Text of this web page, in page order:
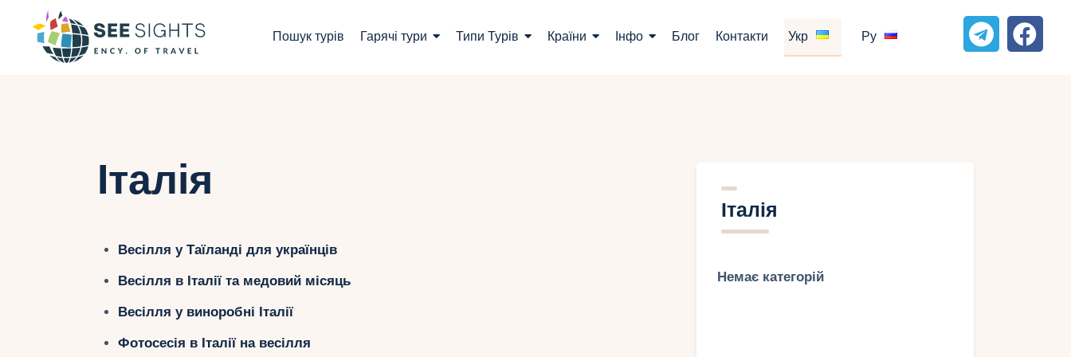
Пошук турів Гарячі тури Типи Турів Країни Інфо Блог Контакти Укр Ру
Контакти
Італія
Весілля у Таїланді для українців
Весілля в Італії та медовий місяць
Весілля у виноробні Італії
Фотосесія в Італії на весілля
Італія
Немає категорій